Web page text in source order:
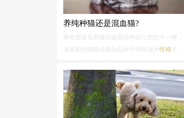
养纯种猫还是混血猫?
有些朋友在养猫后会觉得和自己想的不一样，
这是因为猫也会因为品种不同有很大 性格不
看中的猫是否适合家养？你的猫是和孩子一起
饲养？还是打算和老人相处更多？你家有没有
院子，是否允许他在安全的院子里活动，还是
单...